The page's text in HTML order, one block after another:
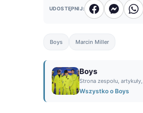
UDOSTĘPNIJ:
Boys Marcin Miller
Boys
Strona zespołu,
Wszystko o Boys